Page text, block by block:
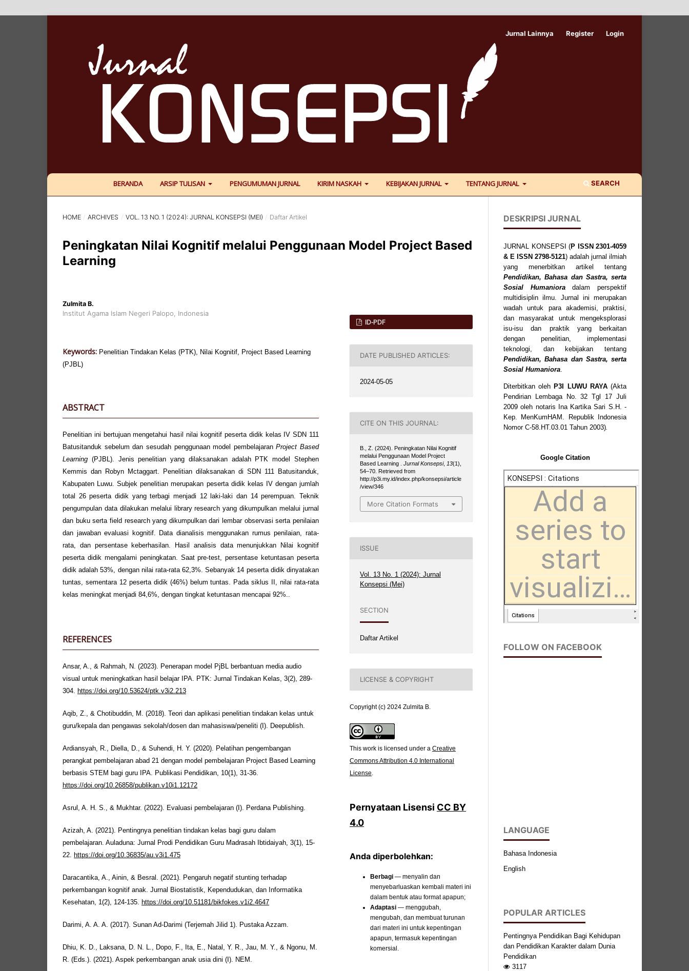
BERANDA ARSIP TULISAN PENGUMUMAN JURNAL KIRIM NASKAH KEBIJAKAN JURNAL TENTANG JURNAL SEARCH
Jurnal Lainnya Register Login
HOME / ARCHIVES / VOL. 13 NO. 1 (2024): JURNAL KONSEPSI (MEI) / Daftar Artikel
Peningkatan Nilai Kognitif melalui Penggunaan Model Project Based
Learning
Zulmita B.
Institut Agama Islam Negeri Palopo, Indonesia
Keywords: Penelitian Tindakan Kelas (PTK), Nilai Kognitif, Project Based Learning
(PJBL)
ABSTRACT
Penelitian ini bertujuan mengetahui hasil nilai kognitif peserta didik kelas IV SDN 111
Batusitanduk sebelum dan sesudah penggunaan model pembelajaranProject Based
Learning (PJBL). Jenis penelitian yang dilaksanakan adalah PTK model Stephen
Kemmis dan Robyn Mctaggart. Penelitian dilaksanakan di SDN 111 Batusitanduk,
Kabupaten Luwu. Subjek penelitian merupakan peserta didik kelas IV dengan jumlah
total 26 peserta didik yang terbagi menjadi 12 laki-laki dan 14 perempuan. Teknik
pengumpulan data dilakukan melalui library research yang dikumpulkan melalui jurnal
dan buku serta field research yang dikumpulkan dari lembar observasi serta penilaian
dan jawaban evaluasi kognitif. Data dianalisis menggunakan rumus penilaian, rata-
rata, dan persentase keberhasilan. Hasil analisis data menunjukkan Nilai kognitif
peserta didik mengalami peningkatan. Saat pre-test, persentase ketuntasan peserta
didik adalah 53%, dengan nilai rata-rata 62,3%. Sebanyak 14 peserta didik dinyatakan
tuntas, sementara 12 peserta didik (46%) belum tuntas. Pada siklus II, nilai rata-rata
kelas meningkat menjadi 84,6%, dengan tingkat ketuntasan mencapai 92%..
REFERENCES
Ansar, A., & Rahmah, N. (2023). Penerapan model PjBL berbantuan media audio
visual untuk meningkatkan hasil belajar IPA. PTK: Jurnal Tindakan Kelas, 3(2), 289-
304. https://doi.org/10.53624/ptk.v3i2.213
Aqib, Z., & Chotibuddin, M. (2018). Teori dan aplikasi penelitian tindakan kelas untuk
guru/kepala dan pengawas sekolah/dosen dan mahasiswa/peneliti (I). Deepublish.
Ardiansyah, R., Diella, D., & Suhendi, H. Y. (2020). Pelatihan pengembangan
perangkat pembelajaran abad 21 dengan model pembelajaran Project Based Learning
berbasis STEM bagi guru IPA. Publikasi Pendidikan, 10(1), 31-36.
https://doi.org/10.26858/publikan.v10i1.12172
Asrul, A. H. S., & Mukhtar. (2022). Evaluasi pembelajaran (I). Perdana Publishing.
Azizah, A. (2021). Pentingnya penelitian tindakan kelas bagi guru dalam
pembelajaran. Auladuna: Jurnal Prodi Pendidikan Guru Madrasah Ibtidaiyah, 3(1), 15-
22. https://doi.org/10.36835/au.v3i1.475
Daracantika, A., Ainin, & Besral. (2021). Pengaruh negatif stunting terhadap
perkembangan kognitif anak. Jurnal Biostatistik, Kependudukan, dan Informatika
Kesehatan, 1(2), 124-135. https://doi.org/10.51181/bikfokes.v1i2.4647
Darimi, A. A. A. (2017). Sunan Ad-Darimi (Terjemah Jilid 1). Pustaka Azzam.
Dhiu, K. D., Laksana, D. N. L., Dopo, F., Ita, E., Natal, Y. R., Jau, M. Y., & Ngonu, M.
R. (Eds.). (2021). Aspek perkembangan anak usia dini (I). NEM.
ID-PDF
DATE PUBLISHED ARTICLES:
2024-05-05
CITE ON THIS JOURNAL:
B., Z. (2024). Peningkatan Nilai Kognitif
melalui Penggunaan Model Project
Based Learning .Jurnal Konsepsi, 13(1),
54–70. Retrieved from
http://p3i.my.id/index.php/konsepsi/article
/view/346
More Citation Formats
ISSUE
Vol. 13 No. 1 (2024): Jurnal
Konsepsi (Mei)
SECTION
Daftar Artikel
LICENSE & COPYRIGHT
Copyright (c) 2024 Zulmita B.
This work is licensed under a Creative
Commons Attribution 4.0 International
License
Pernyataan Lisensi CC BY
4.0
Anda diperbolehkan:
Berbagi — menyalin dan
menyebarluaskan kembali materi ini
dalam bentuk atau format apapun;
Adaptasi — menggubah,
mengubah, dan membuat turunan
dari materi ini untuk kepentingan
apapun, termasuk kepentingan
komersial.
DESKRIPSI JURNAL
JURNAL KONSEPSI (P ISSN 2301-4059
& E ISSN 2798-5121) adalah jurnal ilmiah
yang menerbitkan artikel tentang
Pendidikan, Bahasa dan Sastra, serta
Sosial Humanioradalam perspektif
multidisiplin ilmu. Jurnal ini merupakan
wadah untuk para akademisi, praktisi,
dan masyarakat untuk mengeksplorasi
isu-isu dan praktik yang berkaitan
dengan penelitian, implementasi
teknologi, dan kebijakan tentang
Pendidikan, Bahasa dan Sastra, serta
Sosial Humaniora
Diterbitkan oleh P3I LUWU RAYA(Akta
Pendirian Lembaga No. 32 Tgl 17 Juli
2009 oleh notaris Ina Kartika Sari S.H. -
Kep. MenKumHAM. Republik Indonesia
Nomor C-58.HT.03.01 Tahun 2003)
Google Citation
FOLLOW ON FACEBOOK
LANGUAGE
Bahasa Indonesia
English
POPULAR ARTICLES
Pentingnya Pendidikan Bagi Kehidupan
dan Pendidikan Karakter dalam Dunia
Pendidikan
3117